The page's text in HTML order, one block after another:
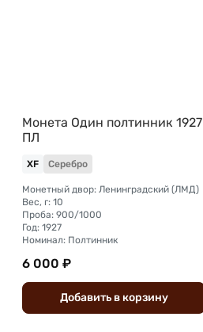
Монета Один полтинник 1927
ПЛ
XF Серебро
Монетный двор: Ленинградский (ЛМД)
Вес, г: 10
Проба: 900/1000
Год: 1927
Номинал: Полтинник
6 000 ₽
Добавить вкорзину